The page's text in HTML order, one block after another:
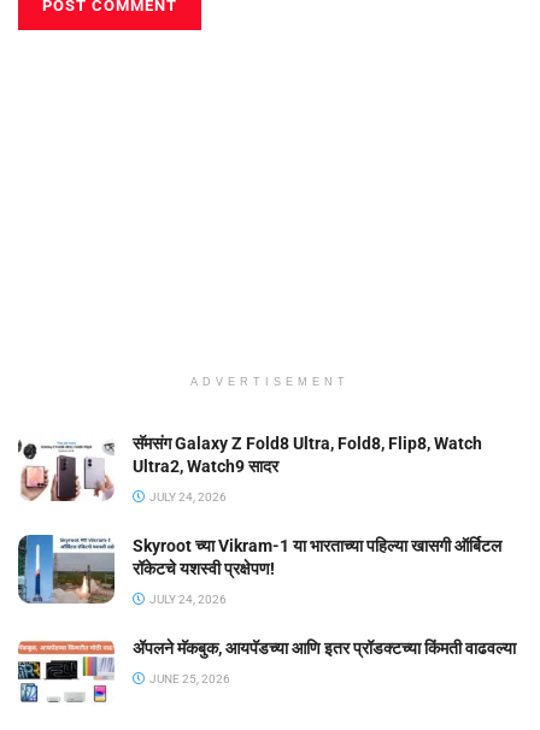
ADVERTISEMENT
सॅमसंग Galaxy Z Fold8 Ultra, Fold8, Flip8, Watch
Ultra2, Watch9 सादर
JULY 24, 2026
Skyroot च्या Vikram-1 या भारताच्या पहिल्या खासगी ऑर्बिटल
रॉकेटचे यशस्वी प्रक्षेपण!
JULY 24, 2026
ॲपलने मॅकबुक, आयपॅडच्या आणि इतर प्रॉडक्टच्या किंमती वाढवल्या
JUNE 25, 2026